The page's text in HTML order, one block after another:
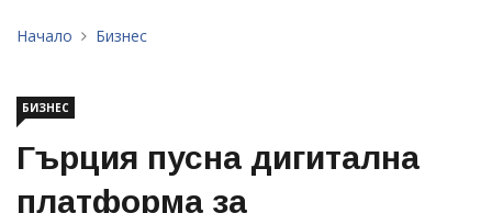
Начало Бизнес
БИЗНЕС
Гърция пусна дигитална
платформа за